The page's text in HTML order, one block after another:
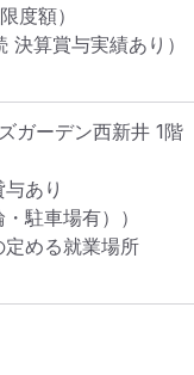
度額）
算賞与実績あり）
ガーデン西新井 1階
あり
駐車場有））
める就業場所